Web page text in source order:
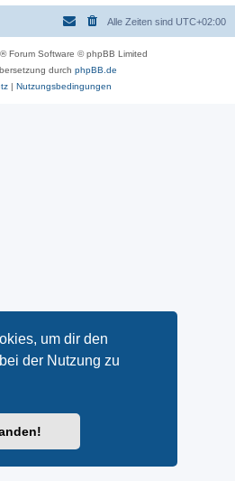
um dir den
der Nutzung zu
Alle Zeiten sind UTC+02:00
® Forum Software © phpBB Limited
durch phpBB.de
| Nutzungsbedingungen